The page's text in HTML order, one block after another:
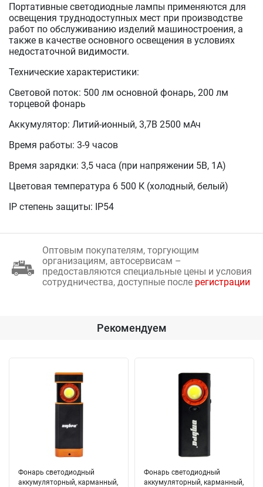
Портативные светодиодные лампы применяются для
освещения труднодоступных мест при производстве
работ по обслуживанию изделий машиностроения, а
также в качестве основного освещения в условиях
недостаточной видимости.
Технические характеристики:
Световой поток: 500 лм основной фонарь, 200 лм
торцевой фонарь
Аккумулятор: Литий-ионный, 3,7В 2500 мАч
Время работы: 3-9 часов
Время зарядки: 3,5 часа (при напряжении 5В, 1А)
Цветовая температура 6 500 К (холодный, белый)
IP степень защиты: IP54
Оптовым покупателям, торгующим
организациям, автосервисам –
предоставляются специальные цены и условия
сотрудничества, доступные после регистрации
Рекомендуем
Фонарь светодиодный
аккумуляторный, карманный,
Фонарь светодиодный
аккумуляторный, карманный,